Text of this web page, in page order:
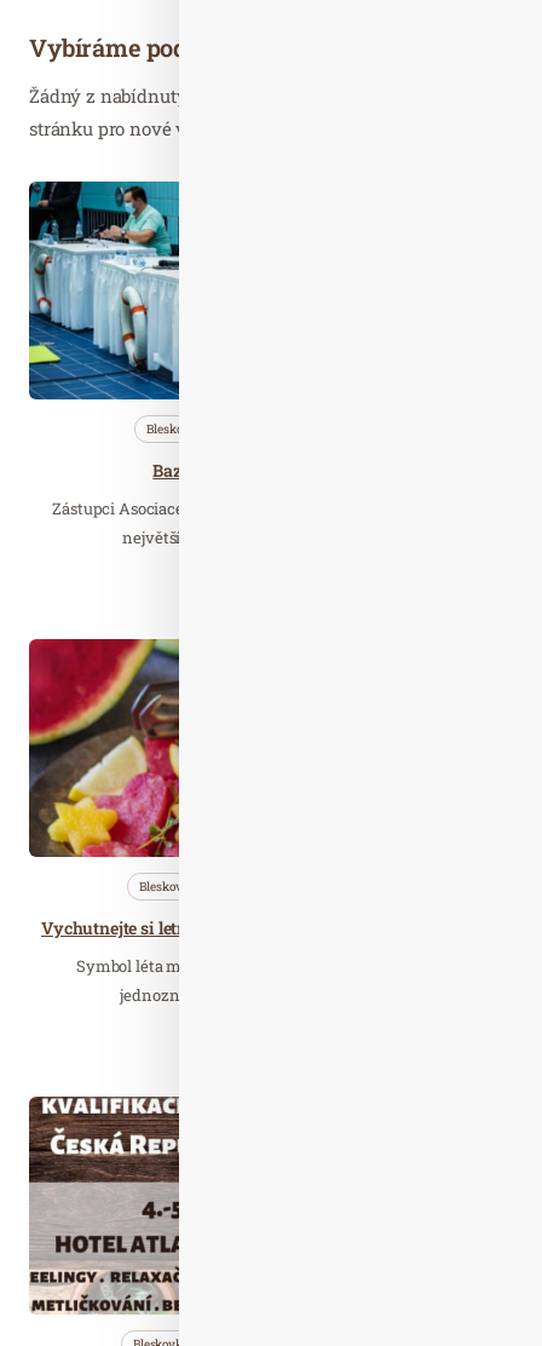
Vybíráme podobné články
Žádný z nabídnutých článků vás nezajímá? Aktualizujte
stránku pro nové výsledky...
Bleskovky
Bazény, fitness centra a sauny
Zástupci Asociace bazénů a saun ČR, České komory fitness a
největšího aquaparku v České republice…
Bleskovky
Symbol léta může být pro každého jiný. Pro nás jsou to
jednoznačně melouny. Jejich šťavnatá a…